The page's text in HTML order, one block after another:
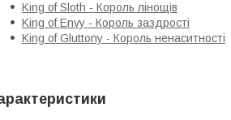
King of Sloth - Король лінощів
King of Envy - Король заздрості
King of Gluttony - Король ненаситності